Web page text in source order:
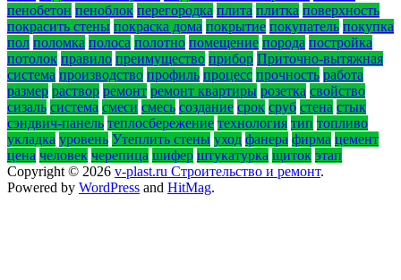
пенобетон пеноблок перегородка плита плитка поверхность
покрасить стены покраска дома покрытие покупатель покупка
пол поломка полоса полотно помещение порода постройка
потолок правило преимущество прибор Приточно-вытяжная
система производство профиль процесс прочность работа
размер раствор ремонт ремонт квартиры розетка свойство
сизаль система смеси смесь создание срок сруб стена стык
сэндвич-панель теплосбережение технология тип топливо
укладка уровень Утеплить стены уход фанера фирма цемент
цена человек черепица шифер штукатурка щиток этап
Copyright © 2026 v-plast.ru Строительство и ремонт.
Powered by WordPress and HitMag.